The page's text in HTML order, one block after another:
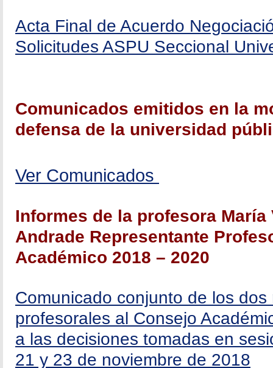
Acta Final de Acuerdo
Solicitudes ASPU Seccional
Comunicados emitidos en la
defensa de la universidad
Ver Comunicados
Informes de la profesora María
Andrade Representante
Académico 2018 – 2020
Comunicado conjunto de los
profesorales al Consejo
a las decisiones tomadas en
21 y 23 de noviembre de 2018